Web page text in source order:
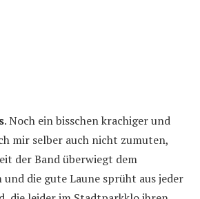
. Noch ein bisschen krachiger und
mir selber auch nicht zumuten,
der Band überwiegt dem
die gute Laune sprüht aus jeder